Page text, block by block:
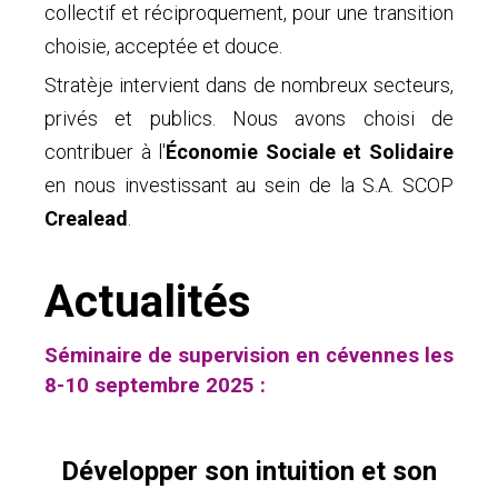
collectif et réciproquement, pour une transition
choisie, acceptée et douce.
Stratèje intervient dans de nombreux secteurs,
privés et publics. Nous avons choisi de
contribuer à l'Économie Sociale et Solidaire
en nous investissant au sein de la S.A. SCOP
Crealead.
Actualités
Séminaire de supervision en cévennes les
8-10 septembre 2025 :
Développer son intuition et son